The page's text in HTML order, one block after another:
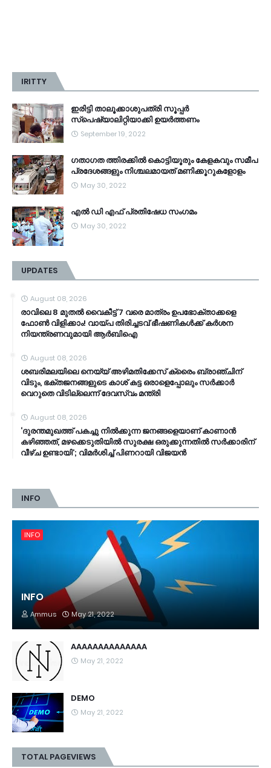
IRITTY
ഇരിട്ടി താലൂക്കാശുപത്രി സൂപ്പർ
സ്‌പെഷ്യാലിറ്റിയാക്കി ഉയർത്തണം
September 19, 2022
ഗതാഗത ത്തിരക്കിൽ കൊട്ടിയൂരും കേളകവും സമീപ
പ്രദേശങ്ങളും നിശ്ചലമായത് മണിക്കൂറുകളോളം
May 30, 2022
എൽ ഡി എഫ് പ്രതിഷേധ സംഗമം
May 30, 2022
UPDATES
August 08, 2026
രാവിലെ 8 മുതൽ വൈകീട്ട് 7 വരെ മാത്രം ഉപഭോക്താക്കളെ
ഫോൺ വിളിക്കാം! വായ്പ തിരിച്ചടവ് ഭീഷണികൾക്ക് കർശന
നിയന്ത്രണവുമായി ആർബിഐ
August 08, 2026
ശബരിമലയിലെ നെയ്യ് അഴിമതിക്കേസ് ക്രൈം ബ്രാഞ്ചിന്
വിടും, ഭക്തജനങ്ങളുടെ കാശ് കട്ട ഒരാളെപ്പോലും സർക്കാർ
വെറുതെ വിടില്ലെന്ന് ദേവസ്വം മന്ത്രി
August 08, 2026
‘ദുരന്തമുഖത്ത് പകച്ചു നിൽക്കുന്ന ജനങ്ങളെയാണ് കാണാൻ
കഴിഞ്ഞത്, മഴക്കെടുതിയിൽ സുരക്ഷ ഒരുക്കുന്നതിൽ സർക്കാരിന്
വീഴ്ച ഉണ്ടായി’; വിമർശിച്ച് പിണറായി വിജയൻ
INFO
INFO
INFO
Ammus May 21, 2022
AAAAAAAAAAAAAA
May 21, 2022
DEMO
May 21, 2022
TOTAL PAGEVIEWS